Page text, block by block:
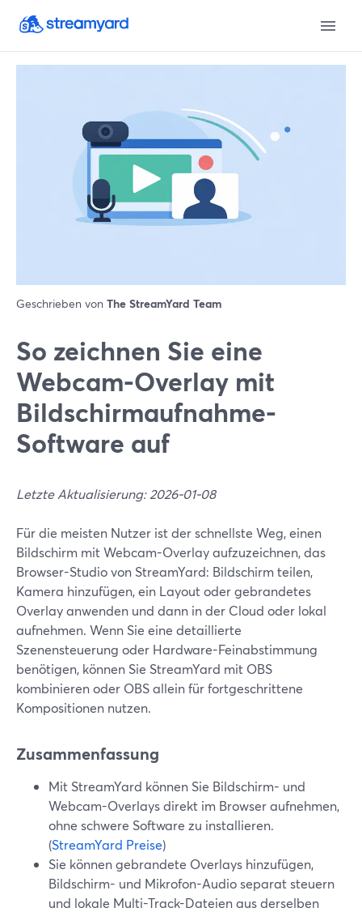
Geschrieben von The StreamYard Team
So zeichnen Sie eine
Webcam-Overlay mit
Bildschirmaufnahme-
Software auf
Letzte Aktualisierung: 2026-01-08
Für die meisten Nutzer ist der schnellste Weg, einen
Bildschirm mit Webcam-Overlay aufzuzeichnen, das
Browser-Studio von StreamYard: Bildschirm teilen,
Kamera hinzufügen, ein Layout oder gebrandetes
Overlay anwenden und dann in der Cloud oder lokal
aufnehmen. Wenn Sie eine detaillierte
Szenensteuerung oder Hardware-Feinabstimmung
benötigen, können Sie StreamYard mit OBS
kombinieren oder OBS allein für fortgeschrittene
Kompositionen nutzen.
Zusammenfassung
Mit StreamYard können Sie Bildschirm- und
Webcam-Overlays direkt im Browser aufnehmen,
ohne schwere Software zu installieren.
(StreamYard Preise)
Sie können gebrandete Overlays hinzufügen,
Bildschirm- und Mikrofon-Audio separat steuern
und lokale Multi-Track-Dateien aus derselben